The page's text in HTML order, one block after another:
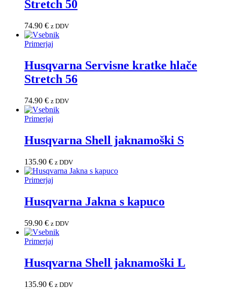
Stretch 50
74.90 € z DDV
Primerjaj
Husqvarna Servisne kratke hlače
Stretch 56
74.90 € z DDV
Primerjaj
Husqvarna Shell jaknamoški S
135.90 € z DDV
Primerjaj
Husqvarna Jakna s kapuco
59.90 € z DDV
Primerjaj
Husqvarna Shell jaknamoški L
135.90 € z DDV